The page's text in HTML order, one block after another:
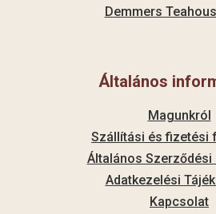
Demmers
Általános
Magunkról
Szállítási és fizetési
Általános Szerződési
Adatkezelési
Kapcsolat